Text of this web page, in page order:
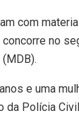
com
concorre no
e uma
da Polícia